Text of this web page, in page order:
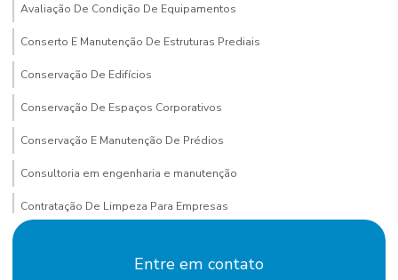
Avaliação De Condição De Equipamentos
Conserto E Manutenção De Estruturas Prediais
Conservação De Edifícios
Conservação De Espaços Corporativos
Conservação E Manutenção De Prédios
Consultoria em engenharia e manutenção
Contratação De Limpeza Para Empresas
Contratação de mão de obra terceirizada
Entre em contato